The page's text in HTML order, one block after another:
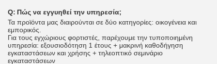
Q: Πώς να εγγυηθεί την υπηρεσία;
Τα προϊόντα μας διαιρούνται σε δύο κατηγορίες: οικογένεια και
εμπορικός.
Για τους εγχώριους φορτιστές, παρέχουμε την τυποποιημένη
υπηρεσία: εξουσιοδότηση 1 έτους + μακρινή καθοδήγηση
εγκαταστάσεων και χρήσης + τηλεοπτικό σεμινάριο
εγκαταστάσεων